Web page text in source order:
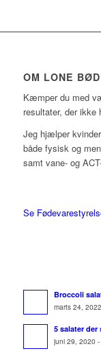
OM LONE
Kæmper du med
resultater, der ikke
Jeg hjælper
både fysisk og
samt vane- og
Se
Broccoli
marts 24,
5 salater der
juni 29, 2020